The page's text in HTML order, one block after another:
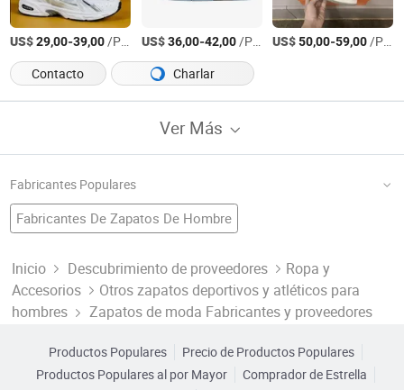
US$29,00-39,00/Par US$36,00-42,00/Par US$50,00-59,00/Par
Contacto
Charlar
Ver Más
Fabricantes Populares
Fabricantes De Zapatos De Hombre
Fabricantes De Zapatos De Lona
Fabricantes De Zapatos Casuales De Moda
Fábrica De Zapatillas De Moda
Fábrica De Nuevos Zapatos De Estilo
Zapatos De Tela Artículos De Moda
Inicio Descubrimiento de proveedores
Ropa y
Accesorios
Otros zapatos deportivos y atléticos para
hombres
Zapatos de moda Fabricantes y proveedores
Productos Populares
Precio de Productos Populares
Productos Populares al por Mayor
Comprador de Estrella